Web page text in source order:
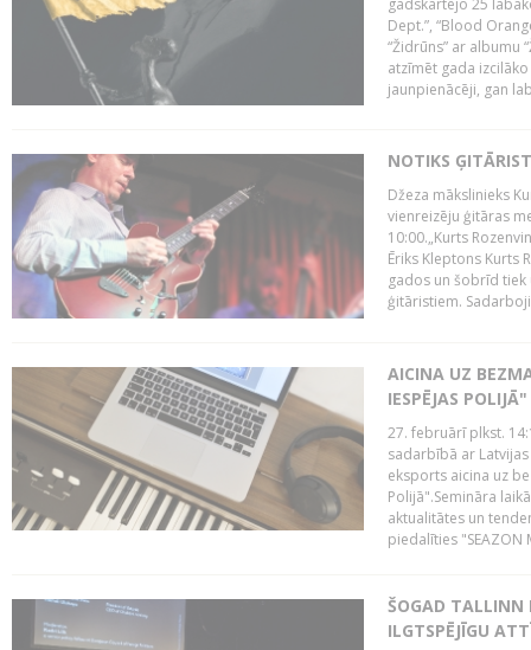
Dept.”, “Blood
“Židrūns” ar albumu
atzīmēt gada
jaunpienācēji, gan
NOTIKS
Džeza mākslinieks
vienreizēju ģitāras
10:00.„Kurts
Ēriks Kleptons Kurts
gados un šobrīd
ģitāristiem.
AICINA UZ
IESPĒJAS POLIJĀ"
27. februārī plkst.
sadarbībā ar
eksports aicina uz
Polijā".Semināra
aktualitātes un
piedalīties "SEAZON
ŠOGAD TALLINN
ILGTSPĒJĪGU